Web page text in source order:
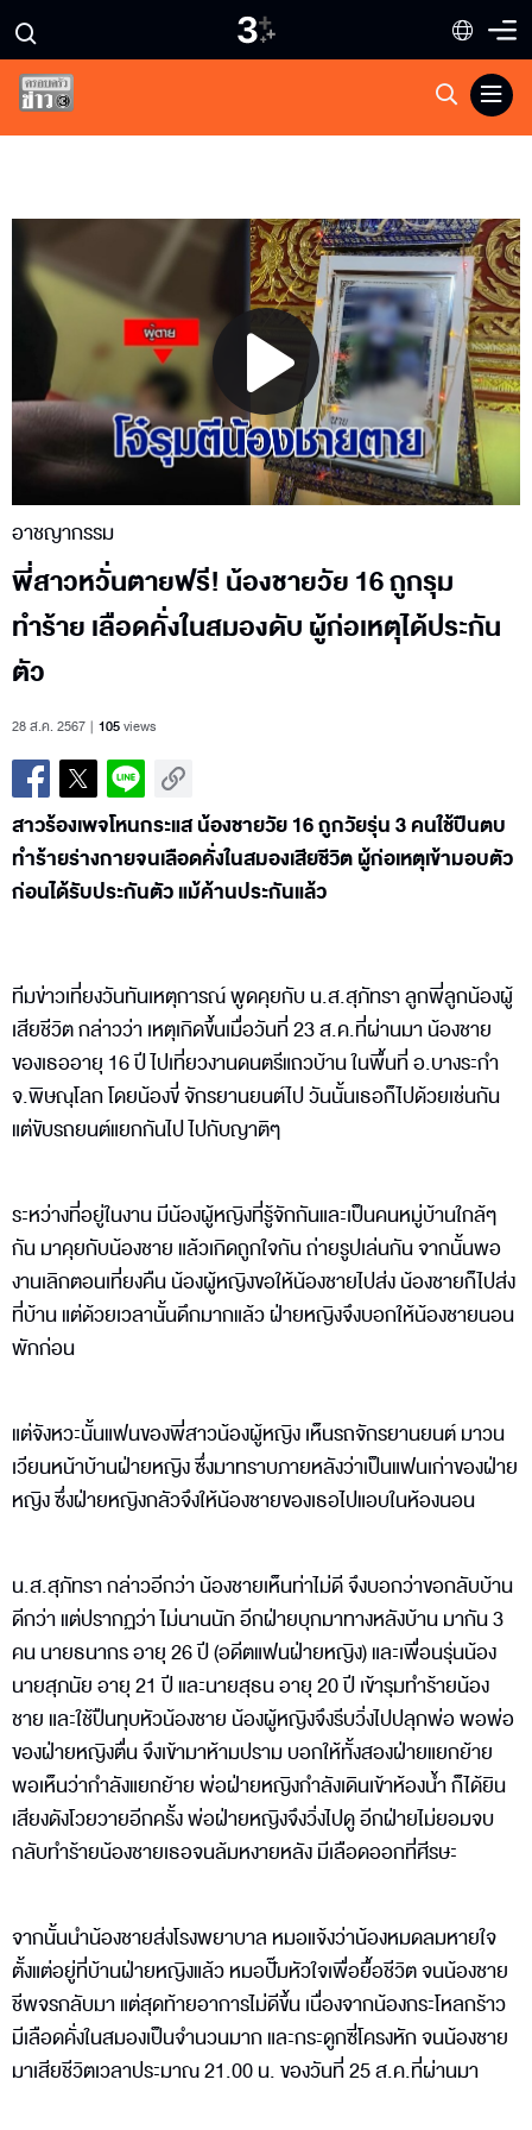
Play
Video
อาชญากรรม
พี่สาวหวั่นตายฟรี! น้องชายวัย 16 ถูกรุม
ทำร้าย เลือดคั่งในสมองดับ ผู้ก่อเหตุได้ประกัน
ตัว
28 ส.ค. 2567 105views
สาวร้องเพจโหนกระแส น้องชายวัย 16 ถูกวัยรุ่น 3 คนใช้ปืนตบ
ทำร้ายร่างกายจนเลือดคั่งในสมองเสียชีวิต ผู้ก่อเหตุเข้ามอบตัว
ก่อนได้รับประกันตัว แม้ค้านประกันแล้ว
ทีมข่าวเที่ยงวันทันเหตุการณ์ พูดคุยกับ น.ส.สุภัทรา ลูกพี่ลูกน้องผู้
เสียชีวิต กล่าวว่า เหตุเกิดขึ้นเมื่อวันที่ 23 ส.ค.ที่ผ่านมา น้องชาย
ของเธออายุ 16 ปี ไปเที่ยวงานดนตรีแถวบ้าน ในพื้นที่ อ.บางระกำ
จ.พิษณุโลก โดยน้องขี่ จักรยานยนต์ไป วันนั้นเธอก็ไปด้วยเช่นกัน
แต่ขับรถยนต์แยกกันไป ไปกับญาติๆ
ระหว่างที่อยู่ในงาน มีน้องผู้หญิงที่รู้จักกันและเป็นคนหมู่บ้านใกล้ๆ
กัน มาคุยกับน้องชาย แล้วเกิดถูกใจกัน ถ่ายรูปเล่นกัน จากนั้นพอ
งานเลิกตอนเที่ยงคืน น้องผู้หญิงขอให้น้องชายไปส่ง น้องชายก็ไปส่ง
ที่บ้าน แต่ด้วยเวลานั้นดึกมากแล้ว ฝ่ายหญิงจึงบอกให้น้องชายนอน
พักก่อน
แต่จังหวะนั้นแฟนของพี่สาวน้องผู้หญิง เห็นรถจักรยานยนต์ มาวน
เวียนหน้าบ้านฝ่ายหญิง ซึ่งมาทราบภายหลังว่าเป็นแฟนเก่าของฝ่าย
หญิง ซึ่งฝ่ายหญิงกลัวจึงให้น้องชายของเธอไปแอบในห้องนอน
น.ส.สุภัทรา กล่าวอีกว่า น้องชายเห็นท่าไม่ดี จึงบอกว่าขอกลับบ้าน
ดีกว่า แต่ปรากฏว่า ไม่นานนัก อีกฝ่ายบุกมาทางหลังบ้าน มากัน 3
คน นายธนากร อายุ 26 ปี (อดีตแฟนฝ่ายหญิง) และเพื่อนรุ่นน้อง
นายสุภนัย อายุ 21 ปี และนายสุธน อายุ 20 ปี เข้ารุมทำร้ายน้อง
ชาย และใช้ปืนทุบหัวน้องชาย น้องผู้หญิงจึงรีบวิ่งไปปลุกพ่อ พอพ่อ
ของฝ่ายหญิงตื่น จึงเข้ามาห้ามปราม บอกให้ทั้งสองฝ่ายแยกย้าย
พอเห็นว่ากำลังแยกย้าย พ่อฝ่ายหญิงกำลังเดินเข้าห้องน้ำ ก็ได้ยิน
เสียงดังโวยวายอีกครั้ง พ่อฝ่ายหญิงจึงวิ่งไปดู อีกฝ่ายไม่ยอมจบ
กลับทำร้ายน้องชายเธอจนล้มหงายหลัง มีเลือดออกที่ศีรษะ
จากนั้นนำน้องชายส่งโรงพยาบาล หมอแจ้งว่าน้องหมดลมหายใจ
ตั้งแต่อยู่ที่บ้านฝ่ายหญิงแล้ว หมอปั๊มหัวใจเพื่อยื้อชีวิต จนน้องชาย
ชีพจรกลับมา แต่สุดท้ายอาการไม่ดีขึ้น เนื่องจากน้องกระโหลกร้าว
มีเลือดคั่งในสมองเป็นจำนวนมาก และกระดูกซี่โครงหัก จนน้องชาย
มาเสียชีวิตเวลาประมาณ 21.00 น. ของวันที่ 25 ส.ค.ที่ผ่านมา